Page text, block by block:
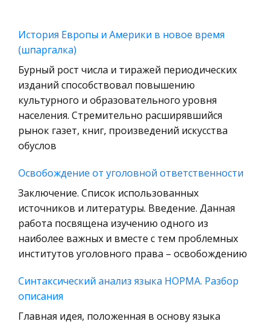
кредитные отношения
Конституционное (государственное) право
зарубежных стран
Муниципальное право России
Радиоэлектроника
Право
Физкультура и Спорт
История отечественного государства и
права
Технология
Уголовное право
Охрана природы, Экология,
Природопользование
Военная кафедра
Социология
Страховое право
История Европы и Америки в новое время
(шпаргалка)
Бурный рост числа и тиражей периодических
изданий способствовал повышению
культурного и образовательного уровня
населения. Стремительно расширявшийся
рынок газет, книг, произведений искусства
обуслов
Освобождение от уголовной ответственности
Заключение. Список использованных
источников и литературы. Введение. Данная
работа посвящена изучению одного из
наиболее важных и вместе с тем проблемных
институтов уголовного права – освобождению
Синтаксический анализ языка НОРМА. Разбор
описания
Главная идея, положенная в основу языка